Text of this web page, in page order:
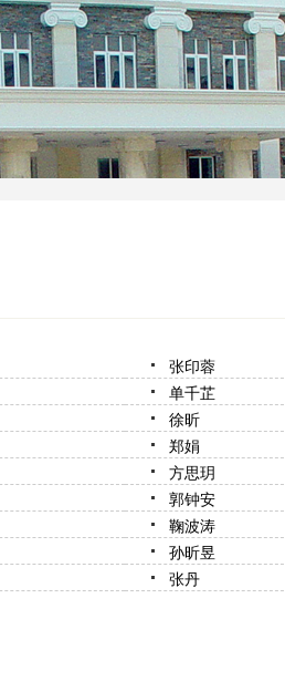
张印蓉
单千芷
徐昕
郑娟
方思玥
郭钟安
鞠波涛
孙昕昱
张丹